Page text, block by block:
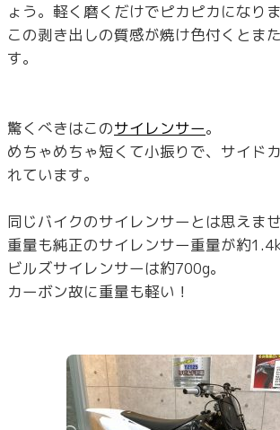
ょう。軽く磨くだけでピカピカになり
この剥き出しの質感が焼け色付くとま
す。
驚くべきはこのサイレンサー。
めちゃめちゃ短くて小振りで、サイド
れています。
同じバイクのサイレンサーとは思えませ
重量も純正のサイレンサー重量が約
ビルズサイレンサーは約700g。
カーボン故に重量も軽い！